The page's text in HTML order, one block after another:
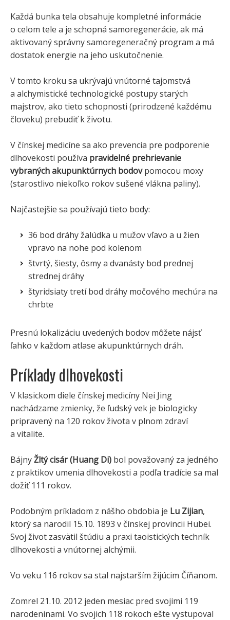
Každá bunka tela obsahuje kompletné informácie
o celom tele a je schopná samoregenerácie, ak má
aktivovaný správny samoregeneračný program a má
dostatok energie na jeho uskutočnenie.
V tomto kroku sa ukrývajú vnútorné tajomstvá
a alchymistické technologické postupy starých
majstrov, ako tieto schopnosti (prirodzené každému
človeku) prebudiť k životu.
V čínskej medicíne sa ako prevencia pre podporenie
dlhovekosti používa pravidelné prehrievanie
vybraných akupunktúrnych bodovpomocou moxy
(starostlivo niekoľko rokov sušené vlákna paliny).
Najčastejšie sa používajú tieto body:
36 bod dráhy žalúdka u mužov vľavo a u žien
vpravo na nohe pod kolenom
štvrtý, šiesty, ôsmy a dvanásty bod prednej
strednej dráhy
štyridsiaty tretí bod dráhy močového mechúra na
chrbte
Presnú lokalizáciu uvedených bodov môžete nájsť
ľahko v každom atlase akupunktúrnych dráh.
Príklady dlhovekosti
V klasickom diele čínskej medicíny Nei Jing
nachádzame zmienky, že ľudský vek je biologicky
pripravený na 120 rokov života v plnom zdraví
a vitalite.
BájnyŽltý cisár (Huang Di) bol považovaný za jedného
z praktikov umenia dlhovekosti a podľa tradície sa mal
dožiť 111 rokov.
Podobným príkladom z nášho obdobia je Lu Zijian,
ktorý sa narodil 15.10. 1893 v čínskej provincii Hubei.
Svoj život zasvätil štúdiu a praxi taoistických techník
dlhovekosti a vnútornej alchýmii.
Vo veku 116 rokov sa stal najstarším žijúcim Číňanom.
Zomrel 21.10. 2012 jeden mesiac pred svojimi 119
narodeninami. Vo svojich 118 rokoch ešte vystupoval